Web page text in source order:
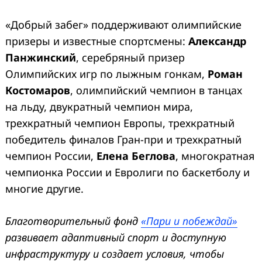
«Добрый забег» поддерживают олимпийские
призеры и известные спортсмены: Александр
Панжинский, серебряный призер
Олимпийских игр по лыжным гонкам, Роман
Костомаров, олимпийский чемпион в танцах
на льду, двукратный чемпион мира,
трехкратный чемпион Европы, трехкратный
победитель финалов Гран-при и трехкратный
чемпион России, Елена Беглова, многократная
чемпионка России и Евролиги по баскетболу и
многие другие.
Благотворительный фонд «Пари и побеждай»
развивает адаптивный спорт и доступную
инфраструктуру и создает условия, чтобы